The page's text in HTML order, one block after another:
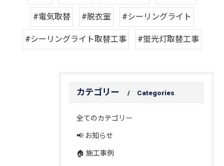
#電気取替 #脱衣室 #シーリングライト
#シーリングライト取替工事 #蛍光灯取替工事
カテゴリー Categories
全てのカテゴリー
📢 お知らせ
🏠 施工事例